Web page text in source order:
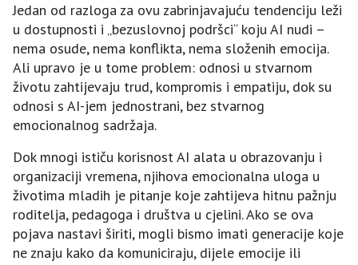
Jedan od razloga za ovu zabrinjavajuću tendenciju leži
u dostupnosti i „bezuslovnoj podršci“ koju AI nudi –
nema osude, nema konflikta, nema složenih emocija.
Ali upravo je u tome problem: odnosi u stvarnom
životu zahtijevaju trud, kompromis i empatiju, dok su
odnosi s AI-jem jednostrani, bez stvarnog
emocionalnog sadržaja.
Dok mnogi ističu korisnost AI alata u obrazovanju i
organizaciji vremena, njihova emocionalna uloga u
životima mladih je pitanje koje zahtijeva hitnu pažnju
roditelja, pedagoga i društva u cjelini. Ako se ova
pojava nastavi širiti, mogli bismo imati generacije koje
ne znaju kako da komuniciraju, dijele emocije ili